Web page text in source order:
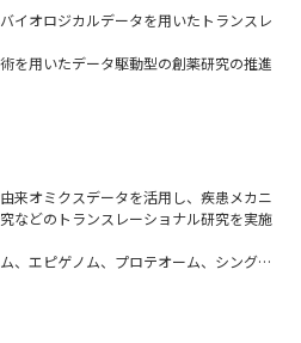
イオロジカルデータを用いたトランスレ
を用いたデータ駆動型の創薬研究の推進
ジェクトのリーダー
の企画・推進リーダー
来オミクスデータを活用し、疾患メカニ
などのトランスレーショナル研究を実施
、エピゲノム、プロテオーム、シングル
用いた研究経験
づいて解析計画を立案し、得られた結果
つなげた経験